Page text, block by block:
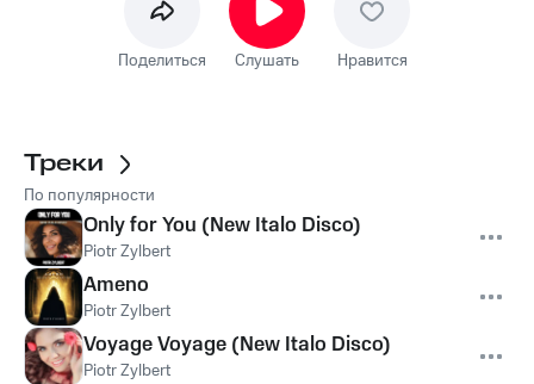
Поделиться Слушать Нравится
Треки
По популярности
Only for You (New Italo Disco)
Piotr Zylbert
Ameno
Piotr Zylbert
Voyage Voyage (New Italo Disco)
Piotr Zylbert